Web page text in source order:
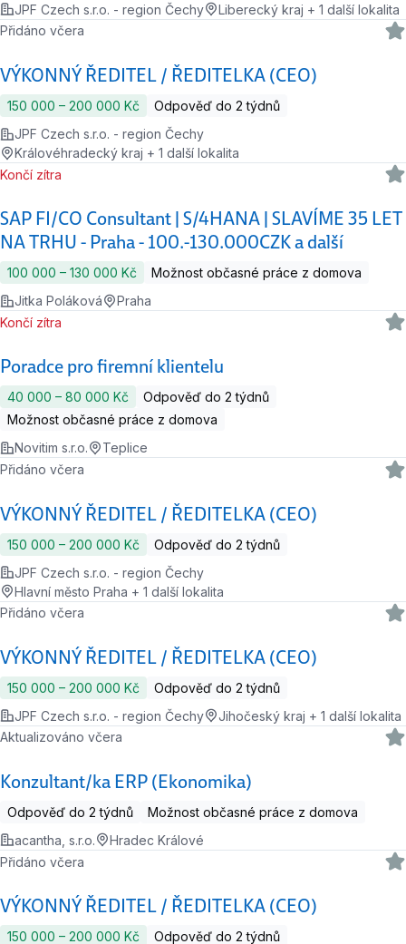
JPF Czech s.r.o. - region Čechy
Liberecký kraj + 1 další lokalita
VÝKONNÝ ŘEDITEL / ŘEDITELKA (CEO)
Přidáno včera
150 000 ‍–‍ 200 000 Kč
Odpověď do 2 týdnů
JPF Czech s.r.o. - region Čechy
Královéhradecký kraj + 1 další lokalita
SAP FI/CO Consultant | S/4HANA | SLAVÍME 35 LET
NA TRHU - Praha - 100.-130.000CZK a další
Končí zítra
100 000 ‍–‍ 130 000 Kč
Možnost občasné práce z domova
Jitka Poláková
Praha
Poradce pro firemní klientelu
Končí zítra
40 000 ‍–‍ 80 000 Kč
Odpověď do 2 týdnů
Možnost občasné práce z domova
Novitim s.r.o.
Teplice
VÝKONNÝ ŘEDITEL / ŘEDITELKA (CEO)
Přidáno včera
150 000 ‍–‍ 200 000 Kč
Odpověď do 2 týdnů
JPF Czech s.r.o. - region Čechy
Hlavní město Praha + 1 další lokalita
VÝKONNÝ ŘEDITEL / ŘEDITELKA (CEO)
Přidáno včera
150 000 ‍–‍ 200 000 Kč
Odpověď do 2 týdnů
JPF Czech s.r.o. - region Čechy
Jihočeský kraj + 1 další lokalita
Konzultant/ka ERP (Ekonomika)
Aktualizováno včera
Odpověď do 2 týdnů
Možnost občasné práce z domova
acantha, s.r.o.
Hradec Králové
VÝKONNÝ ŘEDITEL / ŘEDITELKA (CEO)
Přidáno včera
150 000 ‍–‍ 200 000 Kč Odpověď do 2 týdnů